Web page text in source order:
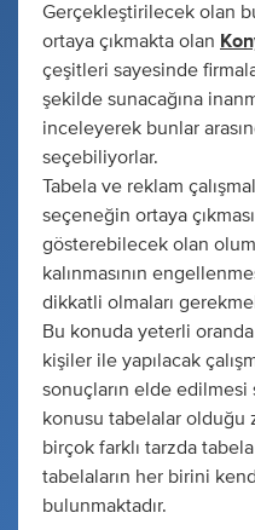
Gerçekleştirilecek olan
ortaya çıkmakta olan
çeşitleri sayesinde
şekilde sunacağına
inceleyerek bunlar
seçebiliyorlar.
Tabela ve reklam
seçeneğin ortaya
gösterebilecek olan
kalınmasının
dikkatli olmaları
Bu konuda yeterli
kişiler ile yapılacak
sonuçların elde edilmesi
konusu tabelalar olduğu
birçok farklı tarzda
tabelaların her birini
bulunmaktadır.